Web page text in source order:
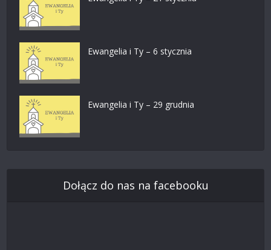
Ewangelia i Ty – 6 stycznia
Ewangelia i Ty – 29 grudnia
Dołącz do nas na facebooku